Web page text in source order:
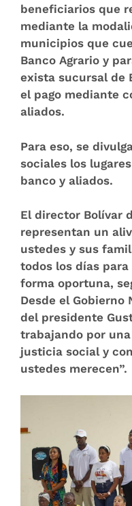
beneficiarios que
mediante la
municipios que
Banco Agrario y
exista sucursal de
el pago mediante
aliados.
Para eso, se
sociales los
banco y aliados.
El director Bolívar
representan un
ustedes y sus
todos los días para
forma oportuna,
Desde el Gobierno
del presidente
trabajando por
justicia social y
ustedes merecen”.